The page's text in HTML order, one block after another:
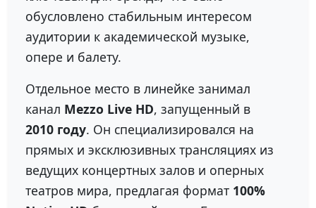
обусловлено стабильным интересом
аудитории к академической музыке,
опере и балету.
Отдельное место в линейке занимал
канал Mezzo Live HD, запущенный в
2010 году. Он специализировался на
прямых и эксклюзивных трансляциях из
ведущих концертных залов и оперных
театров мира, предлагая формат 100%